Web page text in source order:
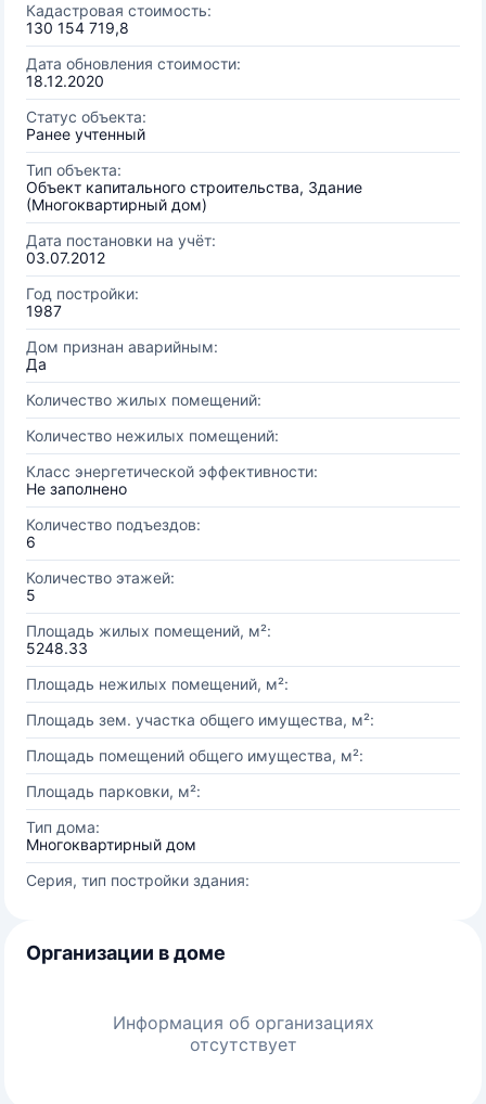
Кадастровая стоимость:
130 154 719,8
Дата обновления стоимости:
18.12.2020
Статус объекта:
Ранее учтенный
Тип объекта:
Объект капитального строительства, Здание
(Многоквартирный дом)
Дата постановки на учёт:
03.07.2012
Год постройки:
1987
Дом признан аварийным:
Да
Количество жилых помещений:
Количество нежилых помещений:
Класс энергетической эффективности:
Не заполнено
Количество подъездов:
6
Количество этажей:
5
Площадь жилых помещений, м²:
5248.33
Площадь нежилых помещений, м²:
Площадь зем. участка общего имущества, м²:
Площадь помещений общего имущества, м²:
Площадь парковки, м²:
Тип дома:
Многоквартирный дом
Серия, тип постройки здания:
Организации в доме
Информация об организациях
отсутствует